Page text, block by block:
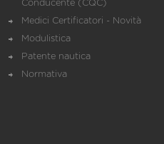
Conducente (CQC)
Medici Certificatori - Novità
Modulistica
Patente nautica
Normativa